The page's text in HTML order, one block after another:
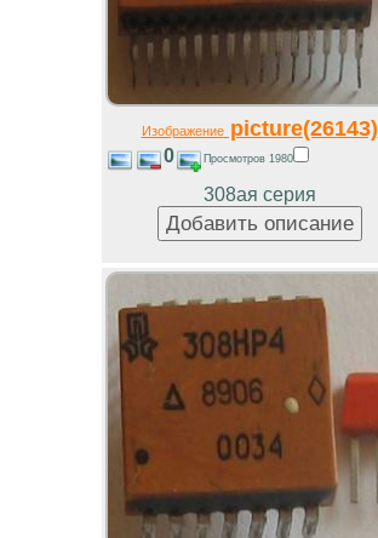
Изображениеpicture(26143)
0 Просмотров 1980
308ая серия